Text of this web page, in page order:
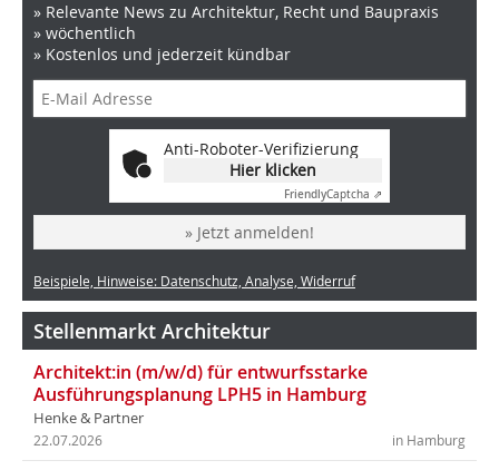
» Relevante News zu Architektur, Recht und Baupraxis
» wöchentlich
» Kostenlos und jederzeit kündbar
Anti-Roboter-Verifizierung
Hier klicken
FriendlyCaptcha ⇗
» Jetzt anmelden!
Beispiele, Hinweise: Datenschutz, Analyse, Widerruf
Stellenmarkt Architektur
Architekt:in (m/w/d) für entwurfsstarke
Ausführungsplanung LPH5 in Hamburg
Henke & Partner
in Hamburg
22.07.2026